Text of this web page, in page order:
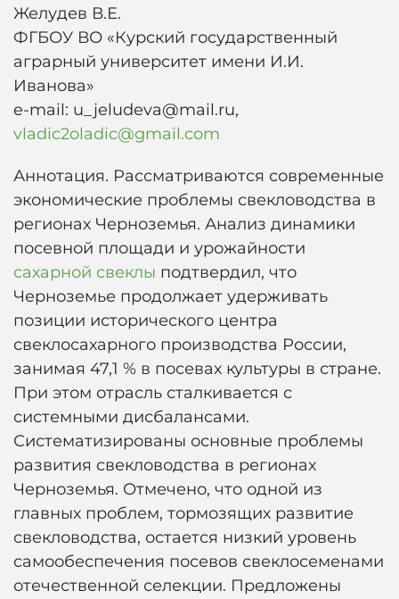
Желудев В.Е.
ФГБОУ ВО «Курский государственный
аграрный университет имени И.И.
Иванова»
e-mail: u_jeludeva@mail.ru,
vladic2oladic@gmail.com
Аннотация. Рассматриваются современные
экономические проблемы свекловодства в
регионах Черноземья. Анализ динамики
посевной площади и урожайности
сахарной свеклы подтвердил, что
Черноземье продолжает удерживать
позиции исторического центра
свеклосахарного производства России,
занимая 47,1 % в посевах культуры в стране.
При этом отрасль сталкивается с
системными дисбалансами.
Систематизированы основные проблемы
развития свекловодства в регионах
Черноземья. Отмечено, что одной из
главных проблем, тормозящих развитие
свекловодства, остается низкий уровень
самообеспечения посевов свеклосеменами
отечественной селекции. Предложены